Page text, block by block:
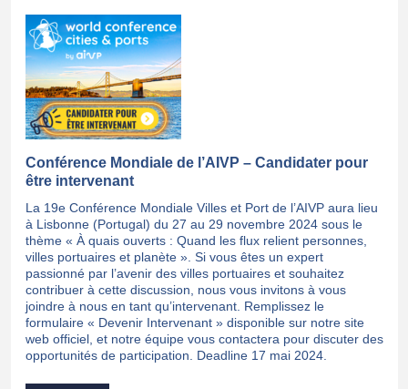
Conférence Mondiale de l’AIVP – Candidater pour
être intervenant
La 19e Conférence Mondiale Villes et Port de l’AIVP aura lieu
à Lisbonne (Portugal) du 27 au 29 novembre 2024 sous le
thème « À quais ouverts : Quand les flux relient personnes,
villes portuaires et planète ». Si vous êtes un expert
passionné par l’avenir des villes portuaires et souhaitez
contribuer à cette discussion, nous vous invitons à vous
joindre à nous en tant qu’intervenant. Remplissez le
formulaire « Devenir Intervenant » disponible sur notre site
web officiel, et notre équipe vous contactera pour discuter des
opportunités de participation. Deadline 17 mai 2024.